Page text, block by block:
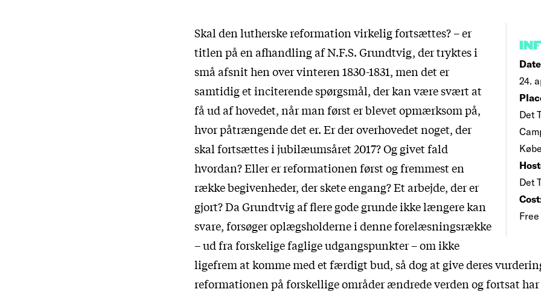
24.
Det
Det
Free
Skal den lutherske reformation virkelig fortsættes? – er
titlen på en afhandling af N.F.S. Grundtvig, der tryktes i
små afsnit hen over vinteren 1830-1831, men det er
samtidig et inciterende spørgsmål, der kan være svært at
få ud af hovedet, når man først er blevet opmærksom på,
hvor påtrængende det er. Er der overhovedet noget, der
skal fortsættes i jubilæumsåret 2017? Og givet fald
hvordan? Eller er reformationen først og fremmest en
række begivenheder, der skete engang? Et arbejde, der er
gjort? Da Grundtvig af flere gode grunde ikke længere kan
svare, forsøger oplægsholderne i denne forelæsningsrække
– ud fra forskelige faglige udgangspunkter – om ikke
ligefrem at komme med et færdigt bud, så dog at give deres
reformationen på forskellige områder ændrede verden og fortsat